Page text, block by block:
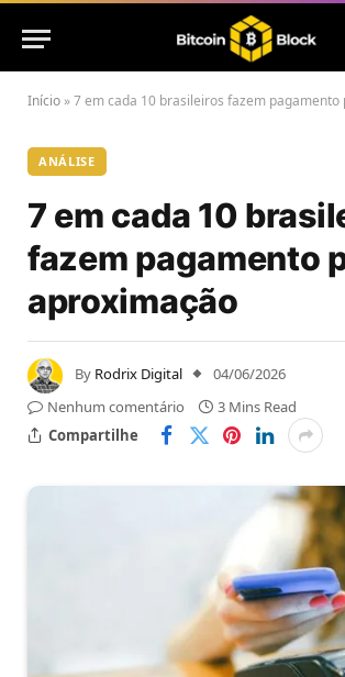
Início »7 em cada 10 brasileiros fazem
ANÁLISE
7 em cada 10
fazem pagamento
aproximação
By Rodrix Digital
04/06/2026
Nenhum comentário
3 Mins Read
Compartilhe